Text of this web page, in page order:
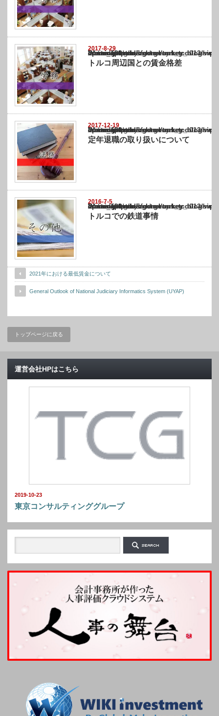
2017-8-29
Warning
: Undefined array key "show_category" in
/home/netst/kuno-cpa.co.jp/public_html/turkey_blog/wp-content/themes/
on line183
トルコ周辺国との賃金格差
2017-12-19
Warning
: Undefined array key "show_category" in
/home/netst/kuno-cpa.co.jp/public_html/turkey_blog/wp-content/themes/
on line183
定年退職の取り扱いについて
2016-7-5
Warning
: Undefined array key "show_category" in
/home/netst/kuno-cpa.co.jp/public_html/turkey_blog/wp-content/themes/
on line183
トルコでの鉄道事情
2021年における最低賃金について
General Outlook of National Judiciary Informatics System (UYAP)
トップページに戻る
運営会社HPはこちら
2019-10-23
東京コンサルティンググループ